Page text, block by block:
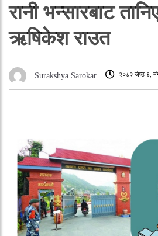
रानी भन्सारबाट
ऋषिकेश राउत
Surakshya Sarokar २०८२ जेष्ठ ६,